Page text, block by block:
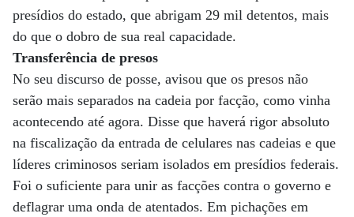
presídios do estado, que abrigam 29 mil detentos, mais
do que o dobro de sua real capacidade.
Transferência de presos
No seu discurso de posse, avisou que os presos não
serão mais separados na cadeia por facção, como vinha
acontecendo até agora. Disse que haverá rigor absoluto
na fiscalização da entrada de celulares nas cadeias e que
líderes criminosos seriam isolados em presídios federais.
Foi o suficiente para unir as facções contra o governo e
deflagrar uma onda de atentados. Em pichações em